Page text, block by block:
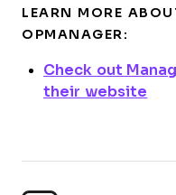
LEARN MORE
OPMANAGER:
Check out
their website